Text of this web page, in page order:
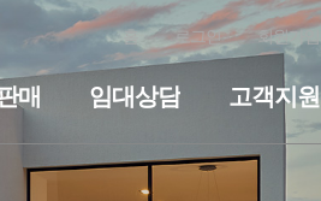
홈 로그인 회원가입
기숙사·사무실 펜션
매
우스·전원주택 기숙사·사무실
임대상담
임대상담
고객지원
공지사항